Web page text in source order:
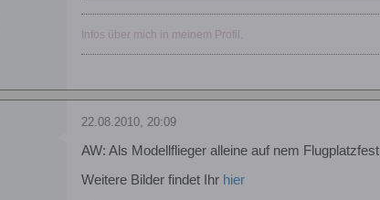
Infos über mich in meinem Profil.
22.08.2010, 20:09
AW: Als Modellflieger alleine auf nem Flugplatzfest
Weitere Bilder findet Ihr hier